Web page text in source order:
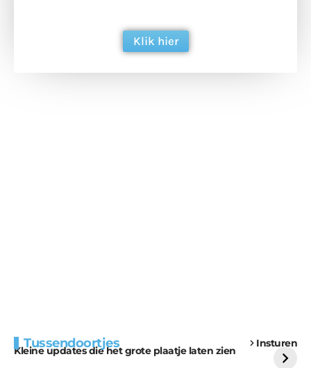
Klik hier
Tussendoortjes Insturen
Kleine updates die het grote plaatje laten zien
voor kabouters
uitdaging